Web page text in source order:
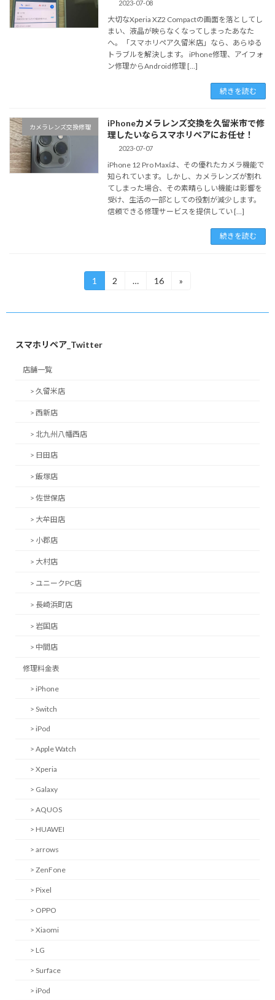
2023-07-08
大切なXperia XZ2 Compactの画面を落としてし
まい、液晶が映らなくなってしまったあなた
へ。「スマホリペア久留米店」なら、あらゆる
トラブルを解決します。 iPhone修理、アイフォ
ン修理からAndroid修理 […]
続きを読む
カメラレンズ交換修理
iPhoneカメラレンズ交換を久留米市で修
理したいならスマホリペアにお任せ！
2023-07-07
iPhone 12 Pro Maxは、その優れたカメラ機能で
知られています。しかし、カメラレンズが割れ
てしまった場合、その素晴らしい機能は影響を
受け、生活の一部としての役割が減少します。
信頼できる修理サービスを提供してい […]
続きを読む
ペ
ー
固
定
1
固
2 …
固
16 »
スマホリペア_Twitter
店舗一覧
> 久留米店
> 西新店
> 北九州八幡西店
> 日田店
> 飯塚店
> 佐世保店
> 大牟田店
> 小郡店
> 大村店
> ユニークPC店
> 長崎浜町店
> 岩国店
> 中間店
修理料金表
> iPhone
> Switch
> iPod
> Apple Watch
> Xperia
> Galaxy
> AQUOS
> HUAWEI
> arrows
> ZenFone
> Pixel
> OPPO
> Xiaomi
> LG
> Surface
> iPod